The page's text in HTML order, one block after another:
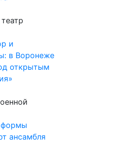
и
в Воронеже
открытым
формы
ансамбля